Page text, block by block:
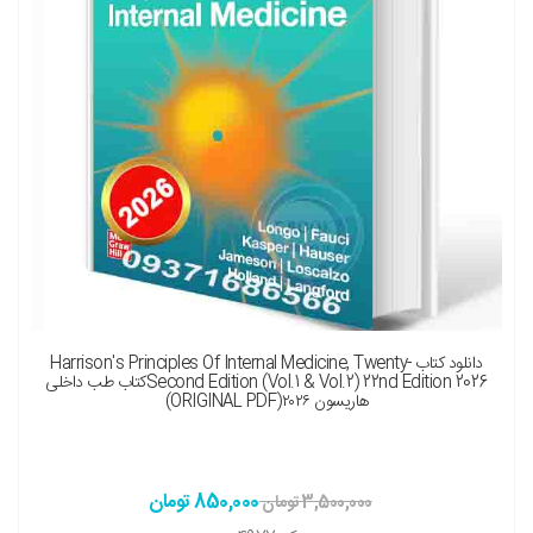
دانلود کتاب Harrison's Principles Of Internal Medicine, Twenty-
Second Edition (Vol.1 & Vol.2) 22nd Edition 2026کتاب طب داخلی
هاریسون ۲۰۲۶(ORIGINAL PDF)
3,500,000 تومان 850,000 تومان